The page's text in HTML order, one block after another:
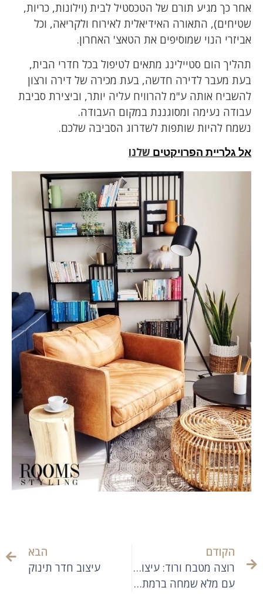
אחר כך מגיע תורם של הטכסטיל לבית (וילונות, כריות,
שטיחים), התאורה האידיאלית לאירוח ולקריאה, וכל
אביזרי הנוי שמוסיפים את הטאצ' האחרון.
תהליך הום סטיילינג מתאים לטיפול בכל חדרי הבית,
בעת מעבר לדירה חדשה, בעת מכירה של דירה ורצון
להשביח אותה ע"מ להרוויח עליה יותר, וביצירת סביבת
עבודה נעימה ומסוגננת במקום העבודה.
נשמח להיות שותפות לשדרוג הסביבה שלכם.
אל גלריית הפרויקטיםשלנו
הקודם
רוצה מטבח ורוד: עיצוב דירה אקלקטית
עם מלא שמחה ברמת גן
הבא
עיצוב חדר תינוק